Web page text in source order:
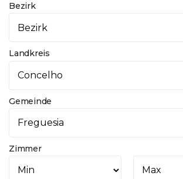
Bezirk
Landkreis
Gemeinde
Zimmer